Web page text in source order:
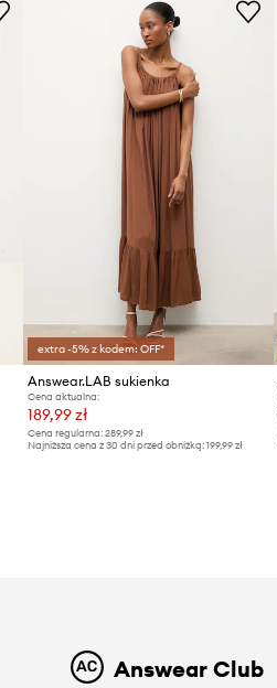
extra -5% z kodem: OFF*
Answear.LAB sukienka
Cena aktualna:
189,99 zł
Cena regularna: 289,99 zł
Najniższa cena z 30 dni przed obniżką: 199,99 zł
Answear Club